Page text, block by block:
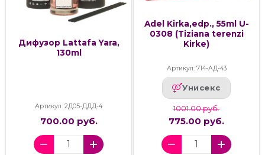
Дифузор Lattafa Yara,
130ml
Артикул: 2Д05-ДДД-4
700.00 руб.
Adel Kirka,edp., 55ml U-
0308 (Tiziana terenzi
Kirke)
Артикул: 714-АД-43
Унисекс
1001.00 руб.
775.00 руб.